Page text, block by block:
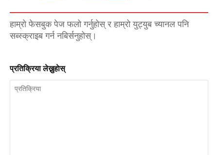
हाम्रो फेसबुक पेज फलो गर्नुहोस् र हाम्रो युट्युब च्यानल पनि
सब्स्क्राइब गर्न नबिर्सनुहोस्।
प्रतिक्रिया लेख्नुहाेस्